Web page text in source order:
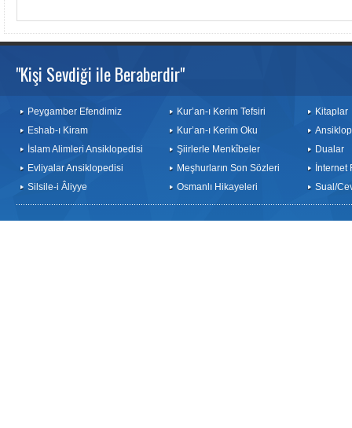
"Kişi Sevdiği ile Beraberdir"
Peygamber Efendimiz
Eshab-ı Kiram
İslam Alimleri Ansiklopedisi
Evliyalar Ansiklopedisi
Silsile-i Âliyye
Kur’an-ı Kerim Tefsiri
Kur’an-ı Kerim Oku
Şiirlerle Menkîbeler
Meşhurların Son Sözleri
Osmanlı Hikayeleri
Kitaplar
Dualar
İnternet
Sual/